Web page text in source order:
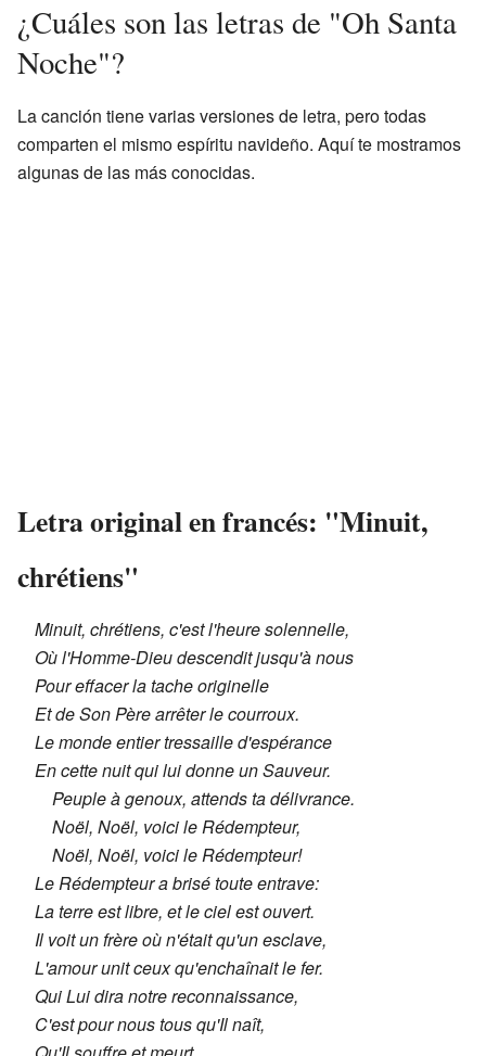
¿Cuáles son las letras de "Oh Santa
Noche"?
La canción tiene varias versiones de letra, pero todas
comparten el mismo espíritu navideño. Aquí te mostramos
algunas de las más conocidas.
Letra original en francés: "Minuit,
chrétiens"
Minuit, chrétiens, c'est l'heure solennelle,
Où l'Homme-Dieu descendit jusqu'à nous
Pour effacer la tache originelle
Et de Son Père arrêter le courroux.
Le monde entier tressaille d'espérance
En cette nuit qui lui donne un Sauveur.
Peuple à genoux, attends ta délivrance.
Noël, Noël, voici le Rédempteur,
Noël, Noël, voici le Rédempteur!
Le Rédempteur a brisé toute entrave:
La terre est libre, et le ciel est ouvert.
Il voit un frère où n'était qu'un esclave,
L'amour unit ceux qu'enchaînait le fer.
Qui Lui dira notre reconnaissance,
C'est pour nous tous qu'Il naît,